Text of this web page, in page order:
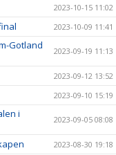
2023-10-15 11:02
2023-10-09 11:41
Gotland
2023-09-19 11:13
2023-09-12 13:52
2023-09-10 15:19
i
2023-09-05 08:08
2023-08-30 19:18